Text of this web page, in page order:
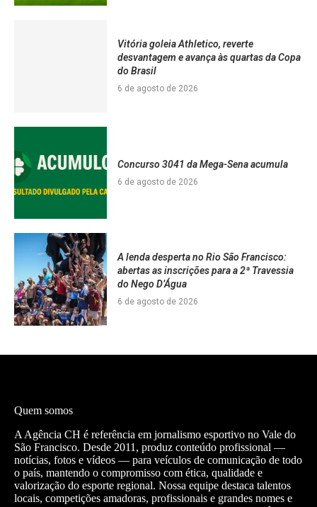
Vitória goleia Athletico, reverte
desvantagem e avança às quartas da Copa
do Brasil
6 de agosto de 2026
Concurso 3041 da Mega-Sena acumula
6 de agosto de 2026
A lenda desperta no Rio São Francisco:
abertas as inscrições para a 2ª Travessia
do Nego D’Água
6 de agosto de 2026
Quem somos
A Agência CH é referência em jornalismo esportivo no Vale do
São Francisco. Desde 2011, produz conteúdo profissional —
notícias, fotos e vídeos — para veículos de comunicação de todo
o país, mantendo o compromisso com ética, qualidade e
valorização do esporte regional. Nossa equipe destaca talentos
locais, competições amadoras, profissionais e grandes nomes e